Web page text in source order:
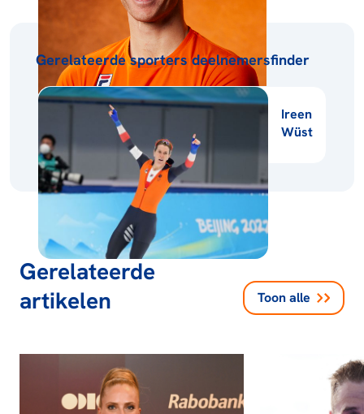
Gerelateerde sporters deelnemersfinder
Ireen
Wüst
Gerelateerde
artikelen
Toon alle